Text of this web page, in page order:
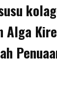
Alga